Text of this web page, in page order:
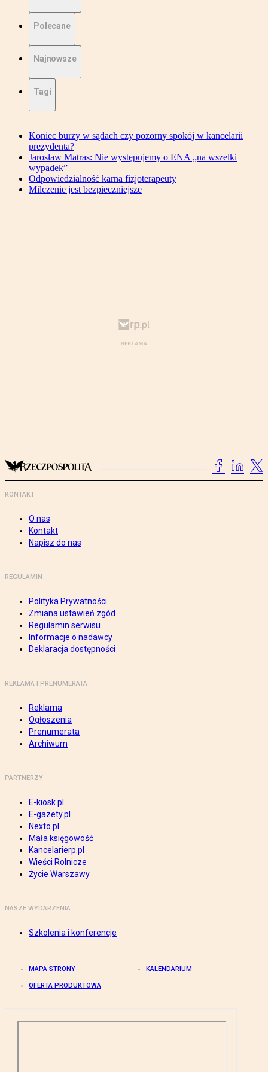
Polecane
Najnowsze
Tagi
Koniec burzy w sądach czy pozorny spokój w kancelarii
prezydenta?
Jarosław Matras: Nie występujemy o ENA „na wszelki
wypadek”
Odpowiedzialność karna fizjoterapeuty
Milczenie jest bezpieczniejsze
KONTAKT
O nas
Kontakt
Napisz do nas
REGULAMIN
Polityka Prywatności
Zmiana ustawień zgód
Regulamin serwisu
Informacje o nadawcy
Deklaracja dostępności
REKLAMA I PRENUMERATA
Reklama
Ogłoszenia
Prenumerata
Archiwum
PARTNERZY
E-kiosk.pl
E-gazety.pl
Nexto.pl
Mała księgowość
Kancelarierp.pl
Wieści Rolnicze
Życie Warszawy
NASZE WYDARZENIA
Szkolenia i konferencje
MAPA STRONY KALENDARIUM
OFERTA PRODUKTOWA